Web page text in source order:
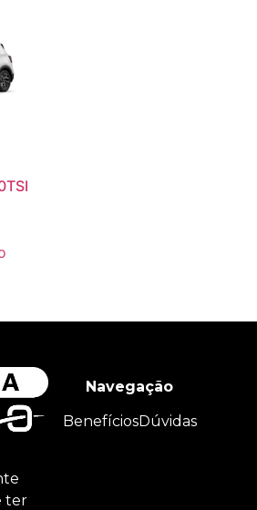
ter
Navegação
BenefíciosDúvidas